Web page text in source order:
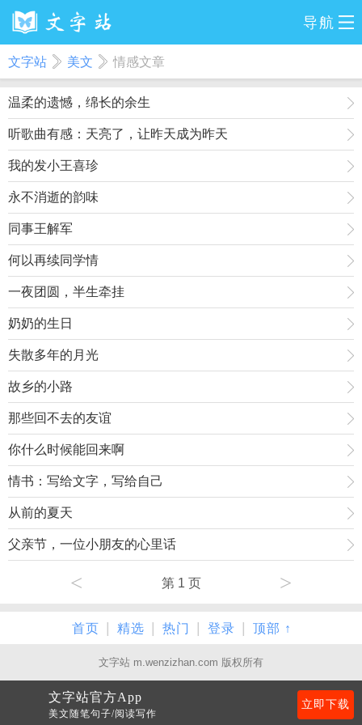
导航
文字站 美文 情感文章
温柔的遗憾，绵长的余生
听歌曲有感：天亮了，让昨天成为昨天
我的发小王喜珍
永不消逝的韵味
同事王解军
何以再续同学情
一夜团圆，半生牵挂
奶奶的生日
失散多年的月光
故乡的小路
那些回不去的友谊
你什么时候能回来啊
情书：写给文字，写给自己
从前的夏天
父亲节，一位小朋友的心里话
< 第 1 页 >
首页 精选 热门 登录 顶部 ↑
文字站 m.wenzizhan.com 版权所有
文字站官方App
美文随笔句子/阅读写作
立即下载